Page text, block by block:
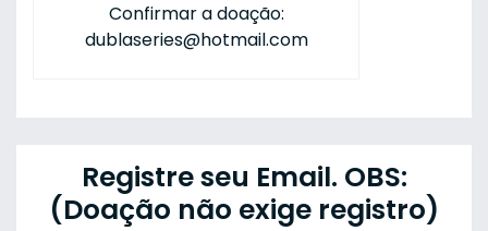
Confirmar a doação:
dublaseries@hotmail.com
Registre seu Email. OBS:
(Doação não exige registro)